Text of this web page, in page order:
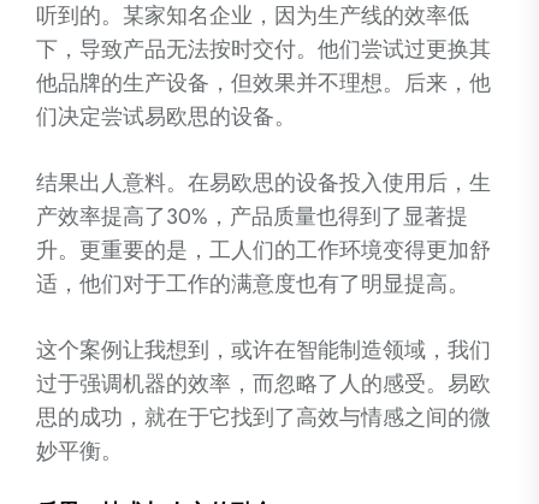
听到的。某家知名企业，因为生产线的效率低
下，导致产品无法按时交付。他们尝试过更换其
他品牌的生产设备，但效果并不理想。后来，他
们决定尝试易欧思的设备。
结果出人意料。在易欧思的设备投入使用后，生
产效率提高了30%，产品质量也得到了显著提
升。更重要的是，工人们的工作环境变得更加舒
适，他们对于工作的满意度也有了明显提高。
这个案例让我想到，或许在智能制造领域，我们
过于强调机器的效率，而忽略了人的感受。易欧
思的成功，就在于它找到了高效与情感之间的微
妙平衡。